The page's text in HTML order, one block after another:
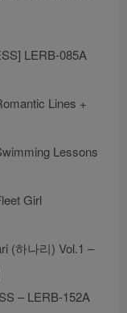
LERB-085A
Lines +
Lessons
Girl
(하나리) Vol.1 –
– LERB-152A